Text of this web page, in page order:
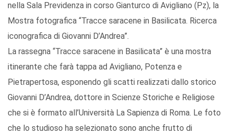
nella Sala Previdenza in corso Gianturco di Avigliano (Pz), la
Mostra fotografica “Tracce saracene in Basilicata. Ricerca
iconografica di Giovanni D’Andrea”.
La rassegna “Tracce saracene in Basilicata” è una mostra
itinerante che farà tappa ad Avigliano, Potenza e
Pietrapertosa, esponendo gli scatti realizzati dallo storico
Giovanni D’Andrea, dottore in Scienze Storiche e Religiose
che si è formato all’Università La Sapienza di Roma. Le foto
che lo studioso ha selezionato sono anche frutto di